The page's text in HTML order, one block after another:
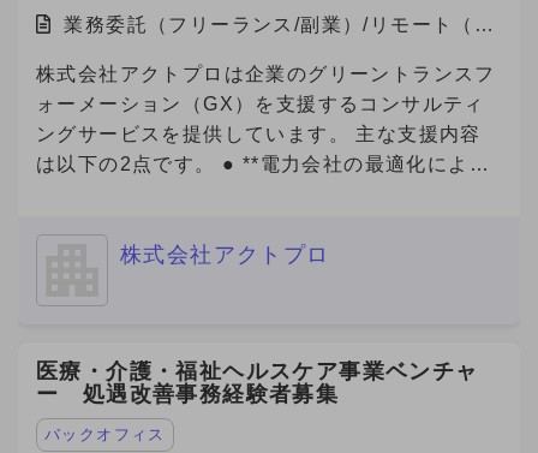
の高いメンバーが刺激しあい切磋琢磨していま
す。 また、メンバー（マネジメント未経験）か
らリーダー・マネージャーに昇格したメンバーも
多数在籍しており、挑戦をしたい方へのチャンス
の機会がたくさんあります。 社内ナレッジも豊
ン後の動き方】 ・研修期間あり（最大15時間）
施、商談同席 ※研修期間中も報酬は発生します。
場合は1ヶ月ごとの自動更新制となります。 ※研
修期間の実績により契約終了の可能性あります。
ください。 【必須2】下記、「副業からの転職」
について、該当する番号をお知らせください。
【必須3】バックグラウンドについても選考の参
考にさせていただいておりますので、大学・学
部・専攻内容も記載してご応募をお願いいたしま
す。 「副業からの転職」について： 数ヶ月〜半
ただける方から優先的に採用させていただく案件
能性「無し」 ② 内容・条件により転職の可能性
転職の可能性「あり」（半年から1年以内程度）
④ 転職を「積極的に検討中」（半年以内） -------
-------------- ※これらの記載がない場合、
業務委託（フリーランス/副業）/リモート（在
株式会社アクトプロは企業のグリーントランスフ
ォーメーション（GX）を支援するコンサルティ
ングサービスを提供しています。 主な支援内容
は以下の2点です。 ● **電力会社の最適化による
あるコスト削減を実現します。 ● **Jクレジット
ESG評価・脱炭素経営の推進に貢献します。 近
年、GXは「企業の競争力」を左右する重要テー
マとなっており、コスト削減と環境価値の創出を
株式会社アクトプロ
医療・介護・福祉ヘルスケア事業ベンチャ
ー 処遇改善事務経験者募集
バックオフィス